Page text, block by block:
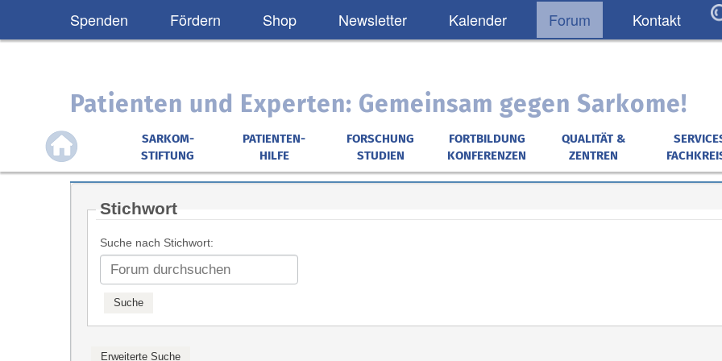
Spenden Fördern Shop Newsletter Kalender Forum Kontakt
Patienten und Experten: Gemeinsam gegen Sarkome!
SARKOM-
STIFTUNG
PATIENTEN-
HILFE
FORSCHUNG
STUDIEN
FORTBILDUNG
KONFERENZEN
QUALITÄT &
ZENTREN
Stichwort
Suche nach Stichwort: